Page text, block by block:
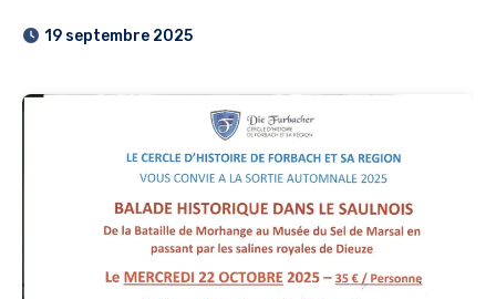
19 septembre 2025